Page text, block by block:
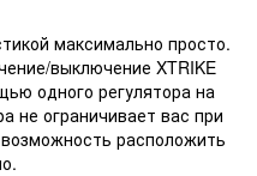
максимально просто.
выключение XTRIKE
одного регулятора на
не ограничивает вас при
расположить